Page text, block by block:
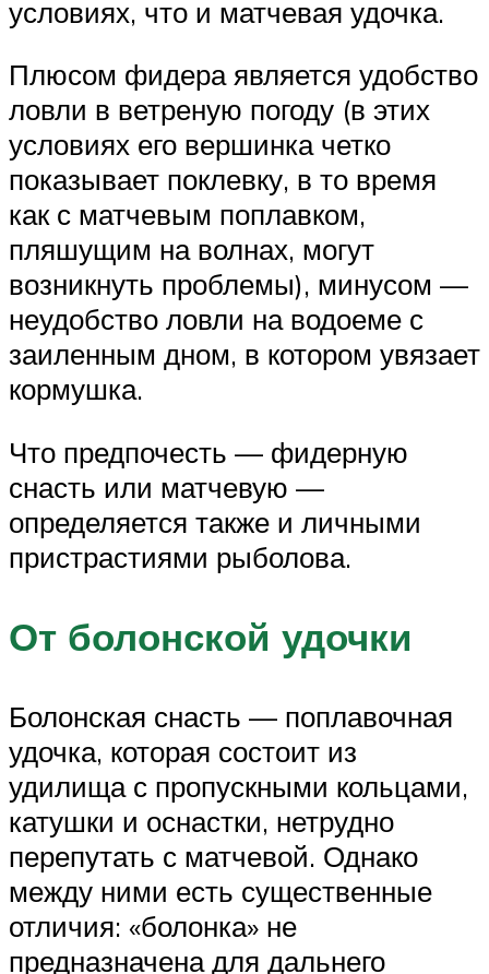
условиях, что и матчевая удочка.
Плюсом фидера является удобство
ловли в ветреную погоду (в этих
условиях его вершинка четко
показывает поклевку, в то время
как с матчевым поплавком,
пляшущим на волнах, могут
возникнуть проблемы), минусом —
неудобство ловли на водоеме с
заиленным дном, в котором увязает
кормушка.
Что предпочесть — фидерную
снасть или матчевую —
определяется также и личными
пристрастиями рыболова.
От болонской удочки
Болонская снасть — поплавочная
удочка, которая состоит из
удилища с пропускными кольцами,
катушки и оснастки, нетрудно
перепутать с матчевой. Однако
между ними есть существенные
отличия: «болонка» не
предназначена для дальнего